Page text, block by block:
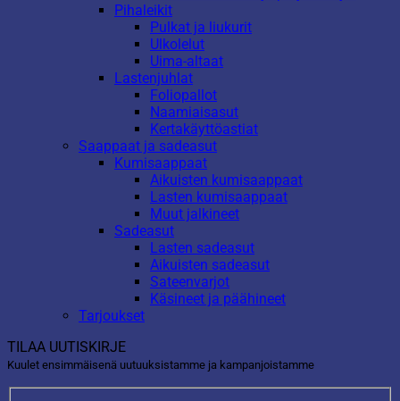
Pihaleikit
Pulkat ja liukurit
Ulkolelut
Uima-altaat
Lastenjuhlat
Foliopallot
Naamiaisasut
Kertakäyttöastiat
Saappaat ja sadeasut
Kumisaappaat
Aikuisten kumisaappaat
Lasten kumisaappaat
Muut jalkineet
Sadeasut
Lasten sadeasut
Aikuisten sadeasut
Sateenvarjot
Käsineet ja päähineet
Tarjoukset
TILAA UUTISKIRJE
Kuulet ensimmäisenä uutuuksistamme ja kampanjoistamme